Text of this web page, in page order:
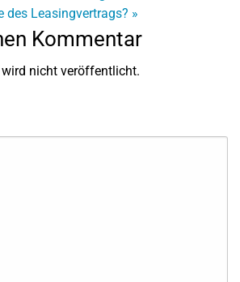
des Leasingvertrags? »
Kommentar
wird nicht veröffentlicht.